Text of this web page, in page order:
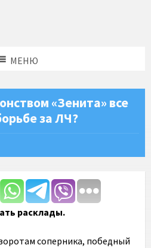
МЕНЮ
«Зенита» все
за ЛЧ?
расклады.
соперника, победный